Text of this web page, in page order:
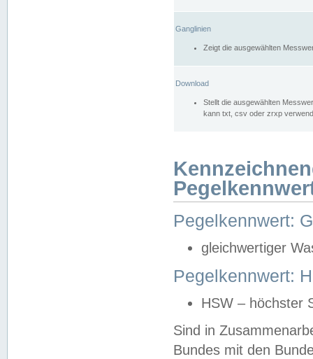
Ganglinien
Zeigt die ausgewählten
Download
Stellt die ausgewählten
kann txt, csv oder zrxp
Pegelkennwert:
gleichwertiger
Pegelkennwert:
HSW – höchster
Sind in
Bundes mit den